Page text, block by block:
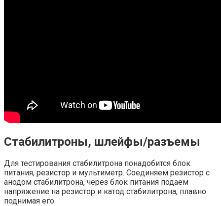
Стабилитроны, шлейфы/разъемы
Для тестирования стабилитрона понадобится блок
питания, резистор и мультиметр. Соединяем резистор с
анодом стабилитрона, через блок питания подаем
напряжение на резистор и катод стабилитрона, плавно
поднимая его.